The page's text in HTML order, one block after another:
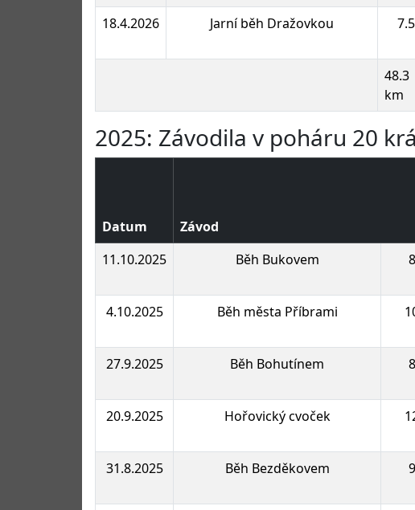
18.4.2026
Jarní běh Dražovkou 7.5
48.3
km
2025: Závodila v poháru 20
Datum Závod
11.10.2025
Běh Bukovem 8
4.10.2025
Běh města Příbrami
27.9.2025
Běh Bohutínem 8
20.9.2025
Hořovický cvoček
31.8.2025
Běh Bezděkovem 9